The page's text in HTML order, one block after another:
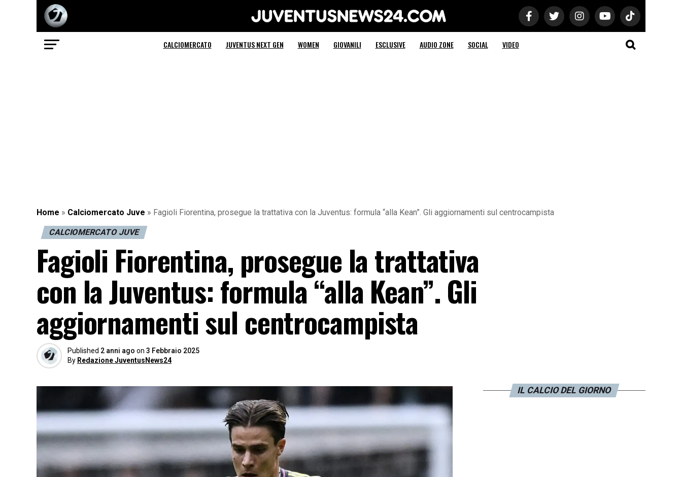
Juventus News 24
CALCIOMERCATO JUVENTUS NEXT GEN WOMEN GIOVANILI ESCLUSIVE AUDIO ZONE SOCIAL VIDEO
Home » Calciomercato Juve » Fagioli Fiorentina, prosegue la trattativa con la Juventus: formula “alla Kean”. Gli aggiornamenti sul centrocampista
CALCIOMERCATO JUVE
Fagioli Fiorentina, prosegue la trattativa
con la Juventus: formula “alla Kean”. Gli
aggiornamenti sul centrocampista
Published 2 anni ago on 3 Febbraio 2025
By Redazione JuventusNews24
IL CALCIO DEL GIORNO